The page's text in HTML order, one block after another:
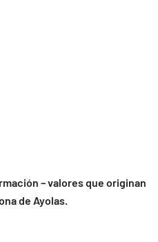
– valores que originan
de Ayolas.